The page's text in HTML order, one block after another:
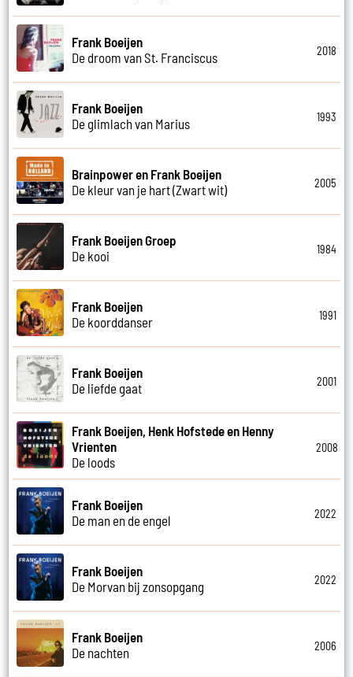
Frank Boeijen
De droom van St. Franciscus
2018
Frank Boeijen
De glimlach van Marius
1993
Brainpower en Frank Boeijen
De kleur van je hart (Zwart wit)
2005
Frank Boeijen Groep
De kooi
1984
Frank Boeijen
De koorddanser
1991
Frank Boeijen
De liefde gaat
2001
Frank Boeijen, Henk Hofstede en Henny
Vrienten
De loods
2008
Frank Boeijen
De man en de engel
2022
Frank Boeijen
De Morvan bij zonsopgang
2022
Frank Boeijen
De nachten
2006